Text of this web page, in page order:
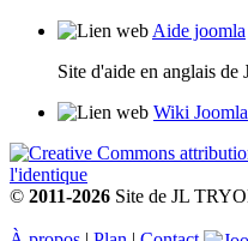
Aide joomla
Site d'aide en anglais
Wiki Joomla
© 2011-2026 Site de JL